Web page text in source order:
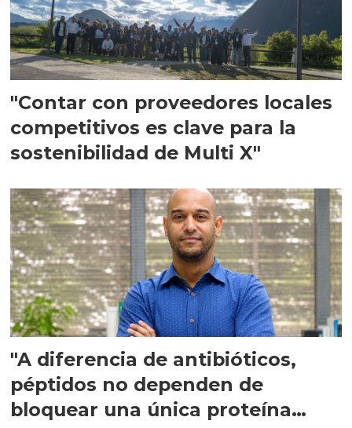
"Contar con proveedores locales
competitivos es clave para la
sostenibilidad de Multi X"
"A diferencia de antibióticos,
péptidos no dependen de
bloquear una única proteína